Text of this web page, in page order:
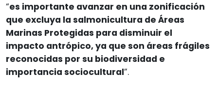
“es importante avanzar en una zonificación
que excluya la salmonicultura de Áreas
Marinas Protegidas para disminuir el
impacto antrópico, ya que son áreas frágiles
reconocidas por su biodiversidad e
importancia sociocultural”.